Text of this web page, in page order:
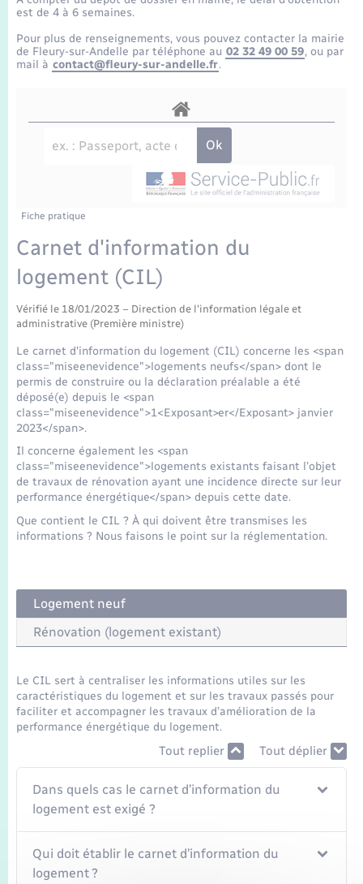
Etat-civil - Papiers - Citoyenneté
Mariage – PACS
Recensement
Loisirs
Organisation d’événement
Sécurité - Prévention
Seniors
Transports
Transports scolaires
Voirie et espace public
Travaux - Autorisation d’occupation de l’espace
public
Compétences
Présentation de la commune
La Communauté de communes
est de 4 à 6 semaines.
Pour plus de renseignements, vous pouvez contacter la mairie
de Fleury-sur-Andelle par téléphone au 02 32 49 00 59, ou par
mail à contact@fleury-sur-andelle.fr.
Fiche pratique
Carnet d'information du
logement (CIL)
Vérifié le 18/01/2023 – Direction de l'information légale et
administrative (Première ministre)
Le carnet d'information du logement (CIL) concerne les <span
class="miseenevidence">logements neufs</span> dont le
permis de construire ou la déclaration préalable a été
déposé(e) depuis le <span
class="miseenevidence">1<Exposant>er</Exposant> janvier
2023</span>.
Il concerne également les <span
class="miseenevidence">logements existants faisant l’objet
de travaux de rénovation ayant une incidence directe sur leur
performance énergétique</span> depuis cette date.
Que contient le CIL ? À qui doivent être transmises les
informations ? Nous faisons le point sur la réglementation.
Logement neuf
Rénovation (logement existant)
Le CIL sert à centraliser les informations utiles sur les
caractéristiques du logement et sur les travaux passés pour
faciliter et accompagner les travaux d’amélioration de la
performance énergétique du logement.
Tout replier Tout déplier
Dans quels cas le carnet d’information du
logement est exigé ?
Qui doit établir le carnet d’information du
logement ?